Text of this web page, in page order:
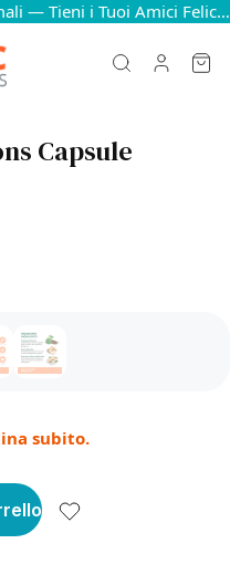
-20 % su Tutti i Prodotti per Animali — Tieni i Tuoi Amici Felici e in Salute
Capsule
subito.